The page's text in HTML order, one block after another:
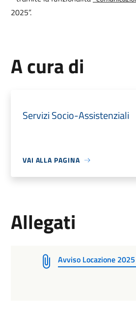
2025”.
A cura di
Servizi Socio-Assistenziali
VAI ALLA PAGINA
Allegati
Avviso Locazione